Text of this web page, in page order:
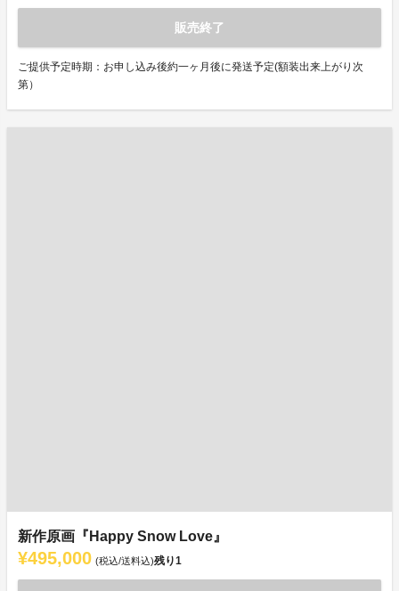
販売終了
ご提供予定時期：お申し込み後約一ヶ月後に発送予定(額装出来上がり次
第）
新作原画『Happy Snow Love』
¥495,000 (税込/送料込)残り1